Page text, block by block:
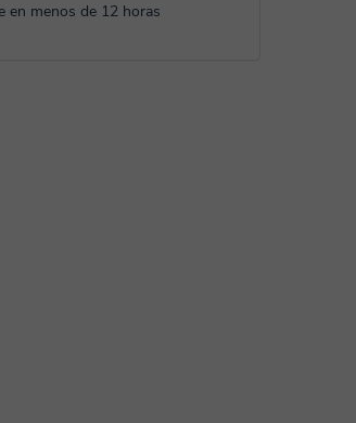
en menos de 12 horas